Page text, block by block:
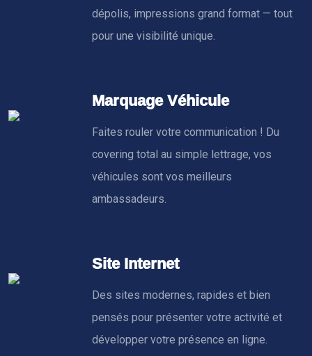
dépolis, impressions grand format — tout
pour une visibilité unique.
Marquage Véhicule
Faites rouler votre communication ! Du
covering total au simple lettrage, vos
véhicules sont vos meilleurs
ambassadeurs.
Site Internet
Des sites modernes, rapides et bien
pensés pour présenter votre activité et
développer votre présence en ligne.